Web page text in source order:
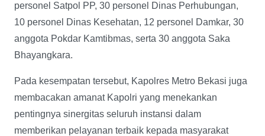
personel Satpol PP, 30 personel Dinas Perhubungan,
10 personel Dinas Kesehatan, 12 personel Damkar, 30
anggota Pokdar Kamtibmas, serta 30 anggota Saka
Bhayangkara.
Pada kesempatan tersebut, Kapolres Metro Bekasi juga
membacakan amanat Kapolri yang menekankan
pentingnya sinergitas seluruh instansi dalam
memberikan pelayanan terbaik kepada masyarakat